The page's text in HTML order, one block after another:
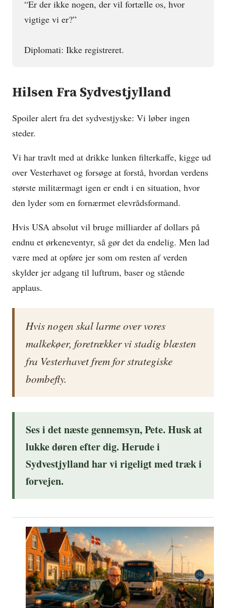
“Er der ikke nogen, der vil fortælle os, hvor
vigtige vi er?”
Diplomati: Ikke registreret.
Hilsen Fra Sydvestjylland
Spoiler alert fra det sydvestjyske: Vi løber ingen
steder.
Vi har travlt med at drikke lunken filterkaffe, kigge ud
over Vesterhavet og forsøge at forstå, hvordan verdens
største militærmagt igen er endt i en situation, hvor
den lyder som en fornærmet elevrådsformand.
Hvis USA absolut vil bruge milliarder af dollars på
endnu et ørkeneventyr, så gør det da endelig. Men lad
være med at opføre jer som om resten af verden
skylder jer adgang til luftrum, baser og stående
applaus.
Hvis nogen skal larme over vores
malkekøer, foretrækker vi stadig blæsten
fra Vesterhavet frem for strategiske
bombefly.
Ses i det næste gennemsyn, Pete. Husk at
lukke døren efter dig. Herude i
Sydvestjylland har vi rigeligt med træk i
forvejen.